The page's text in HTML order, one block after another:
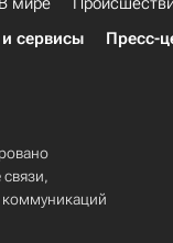
сервисы Пресс-